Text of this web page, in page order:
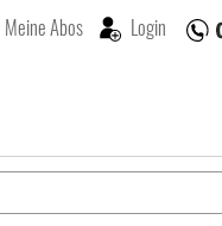
Meine Abos Login